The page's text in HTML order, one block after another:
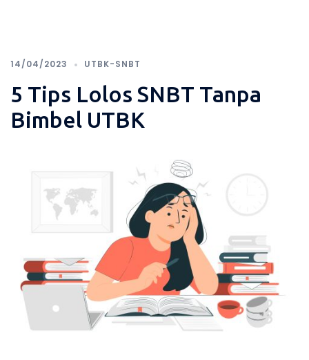
14/04/2023 UTBK-SNBT
5 Tips Lolos SNBT Tanpa
Bimbel UTBK